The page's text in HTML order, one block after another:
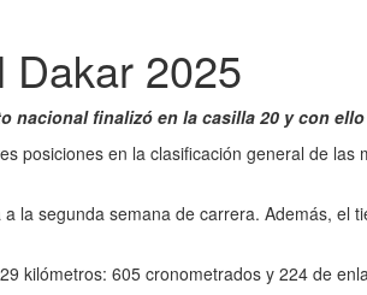
Dakar 2025
nacional finalizó en la casilla 20 y con
posiciones en la clasificación general de
segunda semana de carrera. Además, el
kilómetros: 605 cronometrados y 224 de